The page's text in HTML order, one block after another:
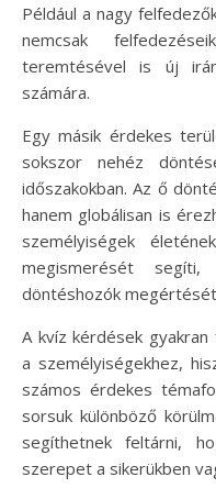
Például a nagy
nemcsak
teremtésével is új
számára.
Egy másik érdekes
sokszor nehéz
időszakokban. Az ő
hanem globálisan is
személyiségek
megismerését
döntéshozók
A kvíz kérdések gyakran
a személyiségekhez,
számos érdekes
sorsuk különböző
segíthetnek feltárni,
szerepet a sikerükben